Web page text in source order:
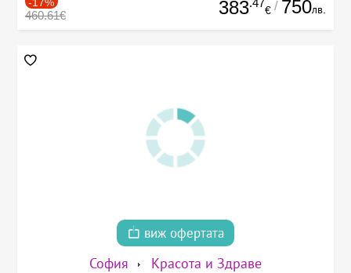
460.61€ 383 € / 750лв.
виж офертата
София Красота и Здраве